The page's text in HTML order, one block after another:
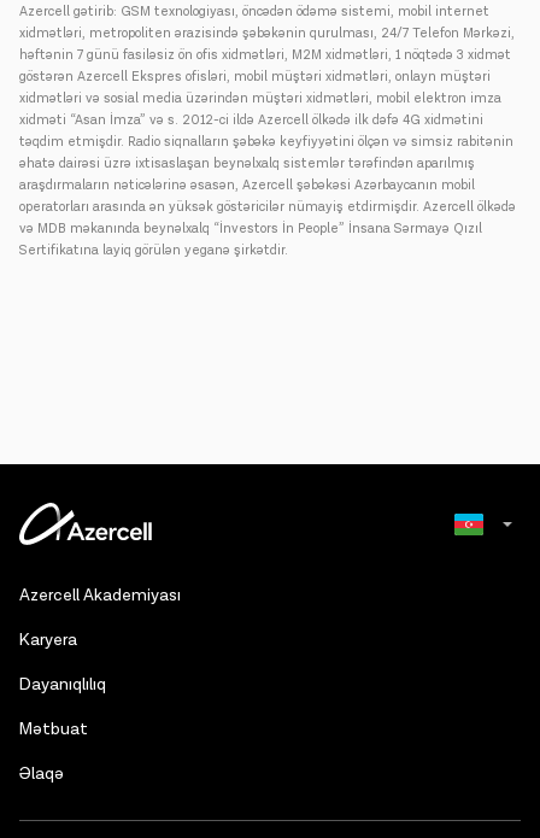
Azercell gətirib: GSM texnologiyası, öncədən ödəmə sistemi, mobil internet
xidmətləri, metropoliten ərazisində şəbəkənin qurulması, 24/7 Telefon Mərkəzi,
həftənin 7 günü fasiləsiz ön ofis xidmətləri, M2M xidmətləri, 1 nöqtədə 3 xidmət
göstərən Azercell Ekspres ofisləri, mobil müştəri xidmətləri, onlayn müştəri
xidmətləri və sosial media üzərindən müştəri xidmətləri, mobil elektron imza
xidməti “Asan İmza” və s. 2012-ci ildə Azercell ölkədə ilk dəfə 4G xidmətini
təqdim etmişdir. Radio siqnalların şəbəkə keyfiyyətini ölçən və simsiz rabitənin
əhatə dairəsi üzrə ixtisaslaşan beynəlxalq sistemlər tərəfindən aparılmış
araşdırmaların nəticələrinə əsasən, Azercell şəbəkəsi Azərbaycanın mobil
operatorları arasında ən yüksək göstəricilər nümayiş etdirmişdir. Azercell ölkədə
və MDB məkanında beynəlxalq “İnvestors İn People” İnsana Sərmayə Qızıl
Sertifikatına layiq görülən yeganə şirkətdir.
Azercell Akademiyası
Karyera
Dayanıqlılıq
Mətbuat
Əlaqə